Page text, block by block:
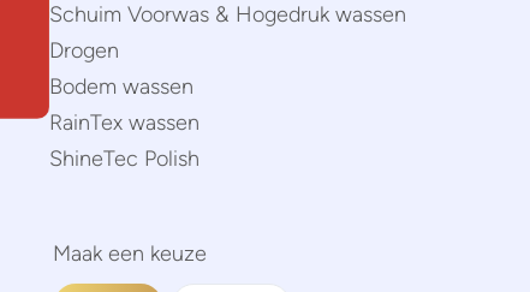
Schuim Voorwas & Hogedruk wassen
Drogen
Bodem wassen
RainTex wassen
ShineTec Polish